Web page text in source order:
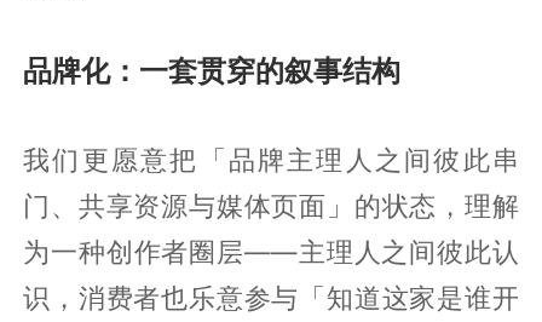
品牌化：一套贯穿的叙事结构
我们更愿意把「品牌主理人之间彼此串
门、共享资源与媒体页面」的状态，理解
为一种创作者圈层——主理人之间彼此认
识，消费者也乐意参与「知道这家是谁开